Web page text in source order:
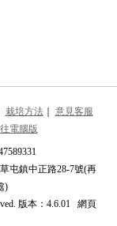
栽培方法｜ 意見客服
電腦版
屯鎮中正路28-7號(再
)
版本：4.6.01 網頁